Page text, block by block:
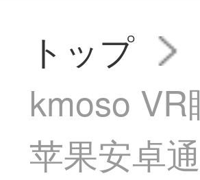
トップ
kmoso
苹果安卓